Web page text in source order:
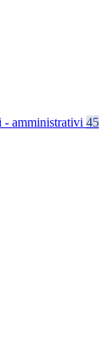
- amministrativi 45